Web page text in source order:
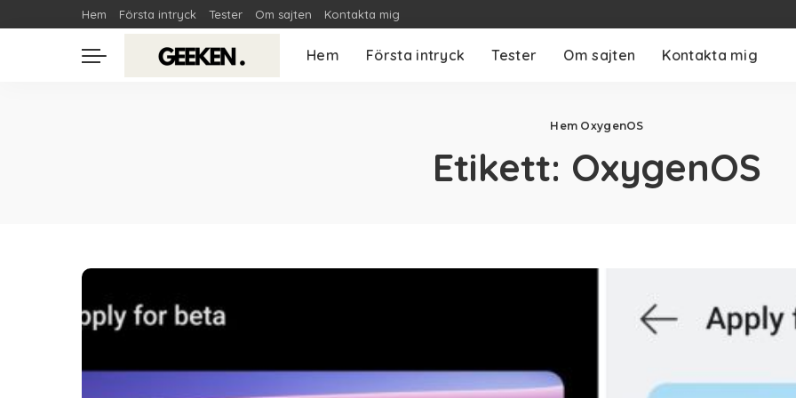
Hem Första intryck Tester Om sajten Kontakta mig
Hem Första intryck Tester Om sajten Kontakta mig
Hem OxygenOS
Etikett: OxygenOS